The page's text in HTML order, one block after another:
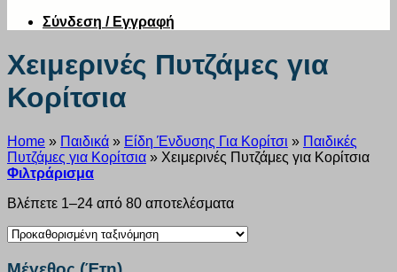
Σύνδεση / Εγγραφή
Χειμερινές Πυτζάμες για
Κορίτσια
Home » Παιδικά » Είδη Ένδυσης Για Κορίτσι » Παιδικές
Πυτζάμες για Κορίτσια » Χειμερινές Πυτζάμες για Κορίτσια
Φιλτράρισμα
Βλέπετε 1–24 από 80 αποτελέσματα